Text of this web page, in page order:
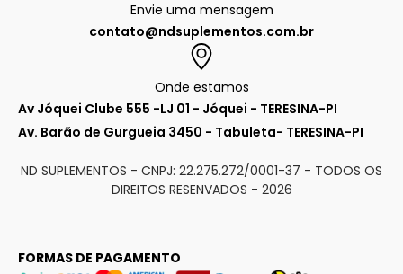
Envie uma mensagem
contato@ndsuplementos.com.br
Onde estamos
Av Jóquei Clube 555 -LJ 01 - Jóquei - TERESINA-PI
Av. Barão de Gurgueia 3450 - Tabuleta- TERESINA-PI
ND SUPLEMENTOS - CNPJ: 22.275.272/0001-37 - TODOS OS
DIREITOS RESENVADOS - 2026
FORMAS DE PAGAMENTO